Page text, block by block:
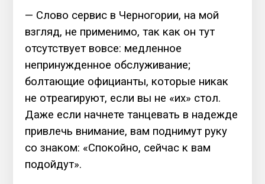
— Слово сервис в Черногории, на мой
взгляд, не применимо, так как он тут
отсутствует вовсе: медленное
непринужденное обслуживание;
болтающие официанты, которые никак
не отреагируют, если вы не «их» стол.
Даже если начнете танцевать в надежде
привлечь внимание, вам поднимут руку
со знаком: «Спокойно, сейчас к вам
подойдут».